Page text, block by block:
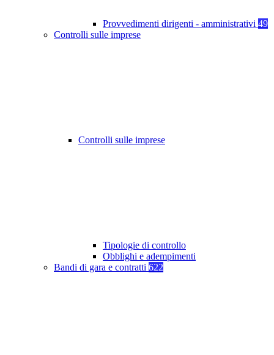
Provvedimenti dirigenti - amministrativi 49
Controlli sulle imprese
Controlli sulle imprese
Tipologie di controllo
Obblighi e adempimenti
Bandi di gara e contratti 622